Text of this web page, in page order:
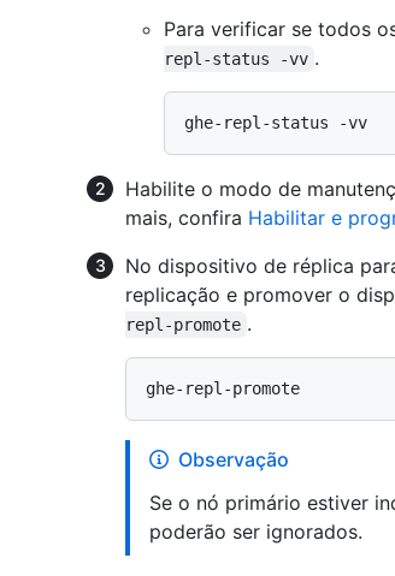
Para verificar se todos
repl-status -vv .
Habilite o modo de
mais, confira Habilitar e
No dispositivo de réplica
replicação e promover o
repl-promote .
Observação
Se o nó primário estiver
poderão ser ignorados.